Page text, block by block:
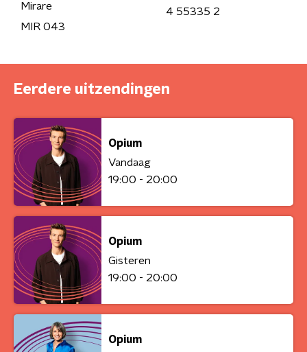
Mirare
MIR 043
4 55335 2
Eerdere uitzendingen
Opium
Vandaag
19:00 - 20:00
Opium
Gisteren
19:00 - 20:00
Opium